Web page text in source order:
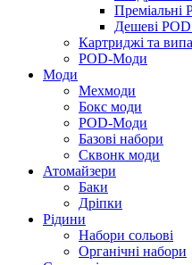
Преміальні
Дешеві
Картриджі та
POD-Моди
Моди
Мехмоди
Бокс моди
POD-Моди
Базові набори
Сквонк моди
Атомайзери
Баки
Дріпки
Рідини
Набори сольові
Органічні набори